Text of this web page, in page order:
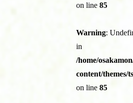
on line85
Warning:
in
/home/
content/themes/
on line85